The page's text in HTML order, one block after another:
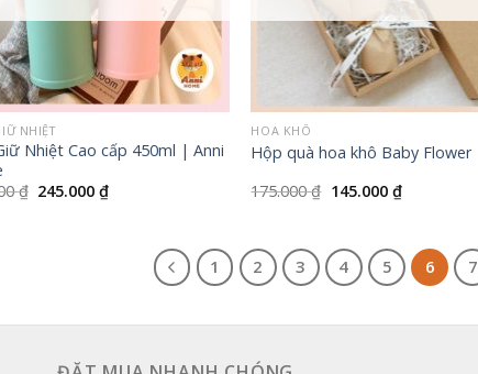
NHIỆT
Nhiệt Cao cấp 450ml | Anni
₫ Giá
245.000₫Giá
245.000 ₫.
HOA KHÔ
Hộp quà hoa khô Baby Flower
175.000₫ Giá
145.000 ₫Giá
hiện
145.000 ₫.
1 2 3 4 5 6 7